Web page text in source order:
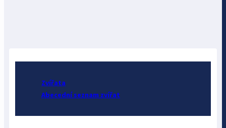
Zvířata
Abecední seznam zvířat